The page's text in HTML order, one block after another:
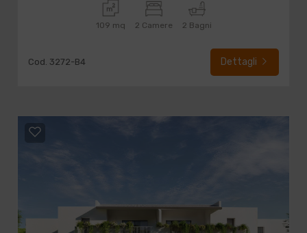
109 mq 2 Camere 2 Bagni
Cod. 3272-B4 Dettagli